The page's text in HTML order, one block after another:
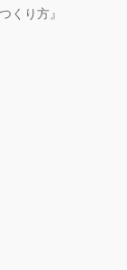
くり方』